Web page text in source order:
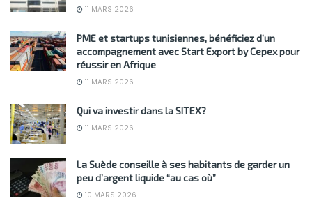
11 MARS 2026
PME et startups tunisiennes, bénéficiez d’un
accompagnement avec Start Export by Cepex pour
réussir en Afrique
11 MARS 2026
Qui va investir dans la SITEX?
11 MARS 2026
La Suède conseille à ses habitants de garder un
peu d’argent liquide “au cas où”
10 MARS 2026